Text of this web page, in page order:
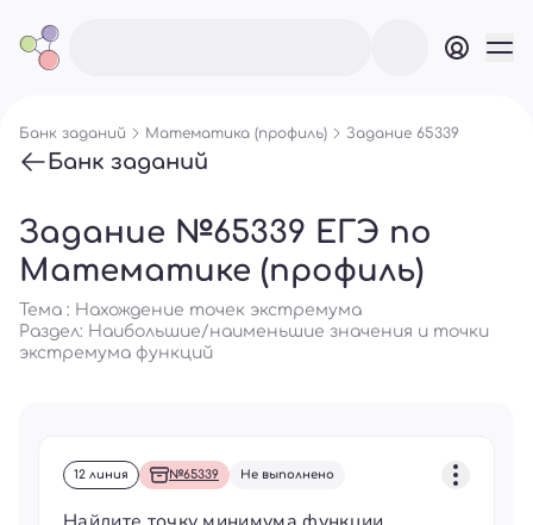
Банк заданий Математика (профиль) Задание 65339
Банк заданий
Задание №65339 ЕГЭ по
Математике (профиль)
Тема : Нахождение точек экстремума
Раздел: Наибольшие/наименьшие значения и точки
экстремума функций
12 линия №65339 Не выполнено